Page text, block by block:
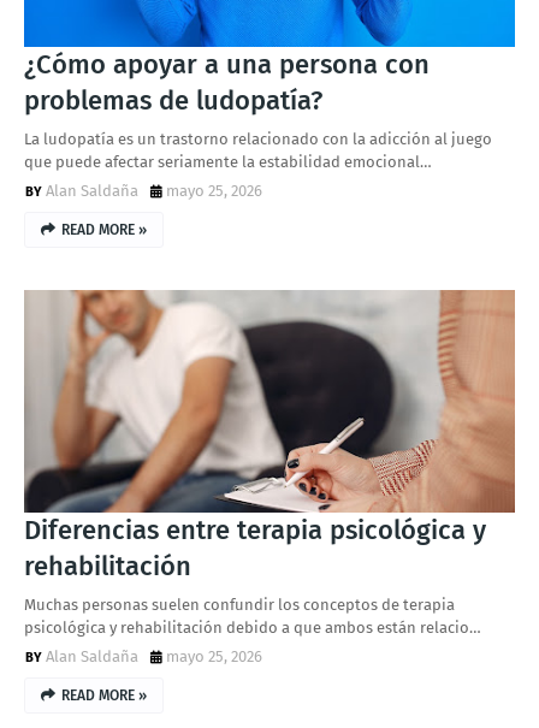
¿Cómo apoyar a una persona con
problemas de ludopatía?
La ludopatía es un trastorno relacionado con la adicción al juego
que puede afectar seriamente la estabilidad emocional…
Alan Saldaña
mayo 25, 2026
READ MORE »
Diferencias entre terapia psicológica y
rehabilitación
Muchas personas suelen confundir los conceptos de terapia
psicológica y rehabilitación debido a que ambos están relacio…
Alan Saldaña
mayo 25, 2026
READ MORE »